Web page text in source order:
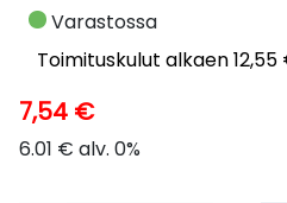
Varastossa
Toimituskulut alkaen 12,55
7,54 €
6.01 € alv. 0%